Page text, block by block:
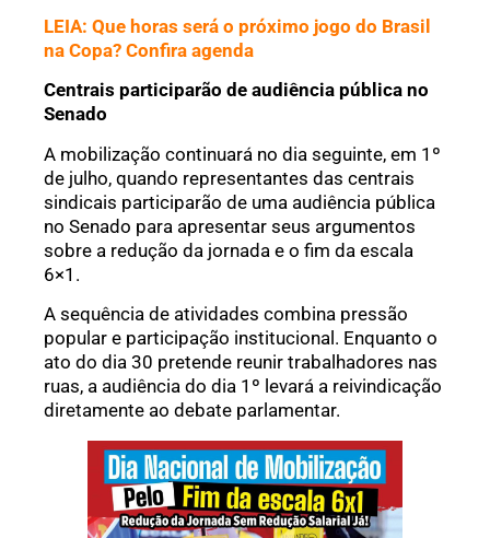
LEIA: Que horas será o próximo jogo do Brasil
na Copa? Confira agenda
Centrais participarão de audiência pública no
Senado
A mobilização continuará no dia seguinte, em 1º
de julho, quando representantes das centrais
sindicais participarão de uma audiência pública
no Senado para apresentar seus argumentos
sobre a redução da jornada e o fim da escala
6×1.
A sequência de atividades combina pressão
popular e participação institucional. Enquanto o
ato do dia 30 pretende reunir trabalhadores nas
ruas, a audiência do dia 1º levará a reivindicação
diretamente ao debate parlamentar.